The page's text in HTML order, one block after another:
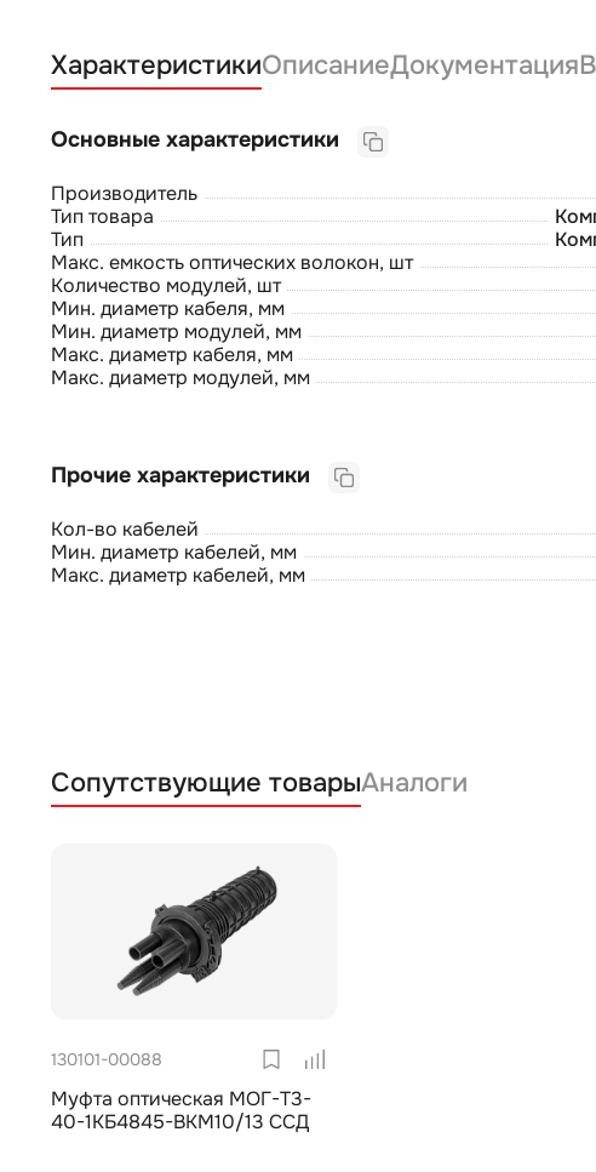
ХарактеристикиОписаниеДокументация
Производитель
Тип товара
Тип
Макс. емкость оптических волокон, шт
Количество модулей, шт
Мин. диаметр кабеля, мм
Мин. диаметр модулей, мм
Макс. диаметр кабеля, мм
Макс. диаметр модулей, мм
Кол-во кабелей
Мин. диаметр кабелей, мм
Макс. диаметр кабелей, мм
Сопутствующие товарыАналоги
130101-00088
Муфта оптическая МОГ-Т3-
40-1КБ4845-ВКМ10/13 ССД